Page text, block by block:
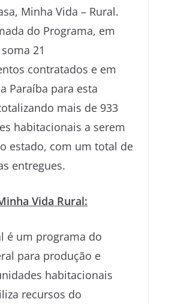
Minha Vida – Rural.
do Programa, em
soma 21
contratados e em
Paraíba para esta
mais de 933
habitacionais a serem
estado, com um total de
entregues.
Vida Rural:
é um programa do
para produção e
habitacionais
recursos do